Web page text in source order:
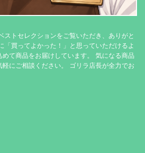
ストセレクションをご覧いただき、ありがと
「買ってよかった！」と思っていただけるよ
めて商品をお届けしています。 気になる商品
軽にご相談ください。 ゴリラ店長が全力でお